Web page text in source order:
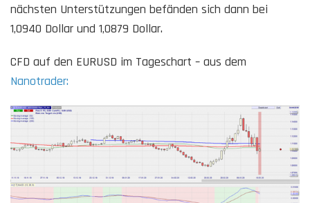
nächsten Unterstützungen befänden sich dann bei
1,0940 Dollar und 1,0879 Dollar.
CFD auf den EURUSD im Tageschart – aus dem
Nanotrader: